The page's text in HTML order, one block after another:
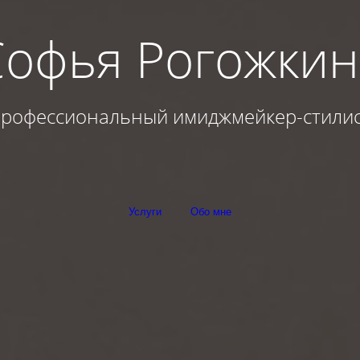
имиджмейкер-
Услуги Обо мне